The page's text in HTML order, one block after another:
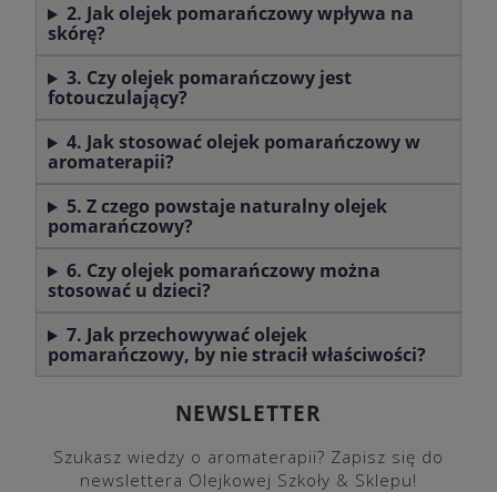
2. Jak olejek pomarańczowy wpływa na
skórę?
3. Czy olejek pomarańczowy jest
fotouczulający?
4. Jak stosować olejek pomarańczowy w
aromaterapii?
5. Z czego powstaje naturalny olejek
pomarańczowy?
6. Czy olejek pomarańczowy można
stosować u dzieci?
7. Jak przechowywać olejek
pomarańczowy, by nie stracił właściwości?
NEWSLETTER
Szukasz wiedzy o aromaterapii? Zapisz się do
newslettera Olejkowej Szkoły & Sklepu!